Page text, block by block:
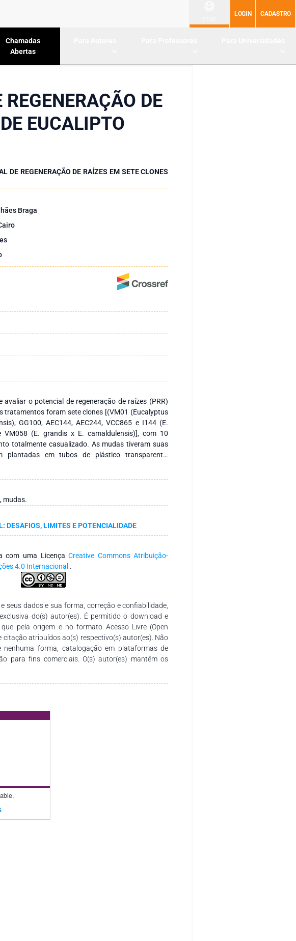
LOGIN CADASTRO
Chamadas
Abertas
DE
EUCALIPTO
DE REGENERAÇÃO DE RAÍZES EM SETE CLONES
Braga
avaliar o potencial de regeneração de raízes (PRR)
tratamentos foram sete clones [(VM01 (Eucalyptus
GG100, AEC144, AEC244, VCC865 e I144 (E.
VM058 (E. grandis x E. camaldulensis)], com 10
totalmente casualizado. As mudas tiveram suas
plantadas em tubos de plástico transparente,
apropriado, marcados em sua parte central, pelo
das raízes regeneradas em duas porções. O PRR
durante 60 dias. Os clones apresentaram
na porção superior como na inferior. Na porção
e VM058 apresentaram maior PRR, enquanto na
224 foi superior aos dos demais clones.
mudas.
DESAFIOS, LIMITES E POTENCIALIDADE
com uma LicençaCreative Commons Atribuição-
4.0 Internacional .
seus dados e sua forma, correção e confiabilidade,
do(s) autor(es). É permitido o download e
pela origem e no formato Acesso Livre (Open
citação atribuídos ao(s) respectivo(s) autor(es). Não
nenhuma forma, catalogação em plataformas de
para fins comerciais. O(s) autor(es) mantêm os